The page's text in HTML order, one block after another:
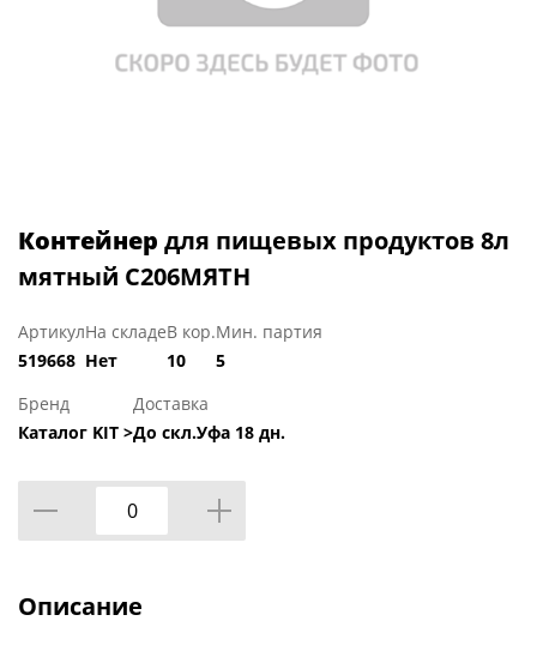
Контейнер для пищевых продуктов 8л
мятный С206МЯТН
Артикул
519668
На складе
Нет
В кор.
10
Мин. партия
5
Бренд
Каталог KIT >
Доставка
До скл.Уфа 18 дн.
Описание